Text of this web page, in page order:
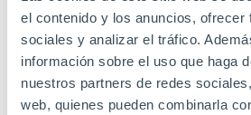
el contenido y los anuncios, ofrecer
sociales y analizar el tráfico.
información sobre el uso que haga
nuestros partners de redes
web, quienes pueden combinarla